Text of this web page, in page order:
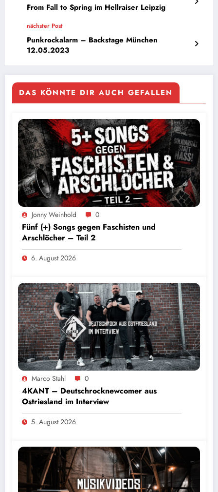
From Fall to Spring im Hellraiser Leipzig
nächster Post
Punkrockalarm – Backstage München
12.05.2023
DAS KÖNNTE DIR AUCH GEFALLEN
Jonny Weinhold 0
Fünf (+) Songs gegen Faschisten und
Arschlöcher – Teil 2
6. August 2026
Marco Stahl 0
4KANT – Deutschrocknewcomer aus
Ostriesland im Interview
5. August 2026